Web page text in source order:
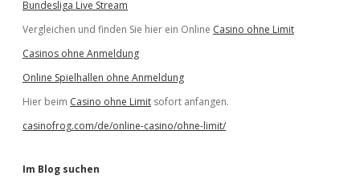
Bundesliga Live Stream
Vergleichen und finden Sie hier ein Online Casino ohne Limit
Casinos ohne Anmeldung
Online Spielhallen ohne Anmeldung
Hier beim Casino ohne Limit sofort anfangen.
casinofrog.com/de/online-casino/ohne-limit/
Im Blog suchen